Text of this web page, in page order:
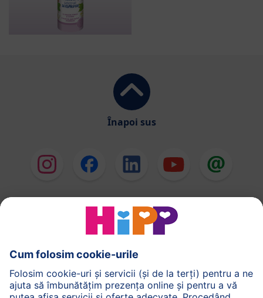
Înapoi sus
HiPP Hrană pentru sugari
HiPP Hrană pentru copii mici
HiPP Îngrijirea pielii
HiPP Sarcină
Politica de Confidenţialitate